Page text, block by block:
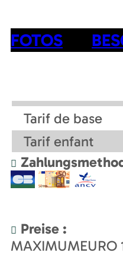
FOTOS
Tarif de base
Tarif enfant
Preise :
MAXIMUMEURO